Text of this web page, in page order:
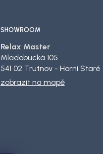
SHOWROOM
Relax Master
Mladobucká 105
541 02 Trutnov - Horní Staré
zobrazit na mapě